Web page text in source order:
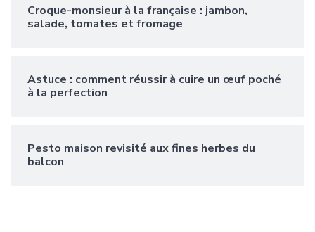
Croque-monsieur à la française : jambon,
salade, tomates et fromage
Astuce : comment réussir à cuire un œuf poché
à la perfection
Pesto maison revisité aux fines herbes du
balcon